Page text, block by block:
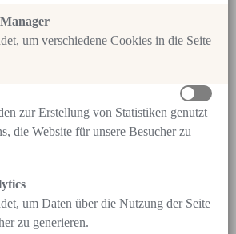
zupfen und Oberlippen-
um verschiedene Cookies in die Seite
zur Erstellung von Statistiken genutzt
die Website für unsere Besucher zu
um Daten über die Nutzung der Seite
zu generieren.